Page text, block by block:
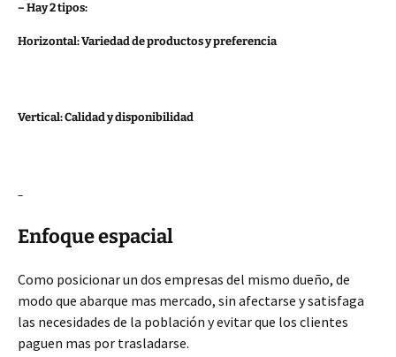
– Hay 2 tipos:
Horizontal: Variedad de productos y preferencia
Vertical: Calidad y disponibilidad
–
Enfoque espacial
Como posicionar un dos empresas del mismo dueño, de
modo que abarque mas mercado, sin afectarse y satisfaga
las necesidades de la población y evitar que los clientes
paguen mas por trasladarse.